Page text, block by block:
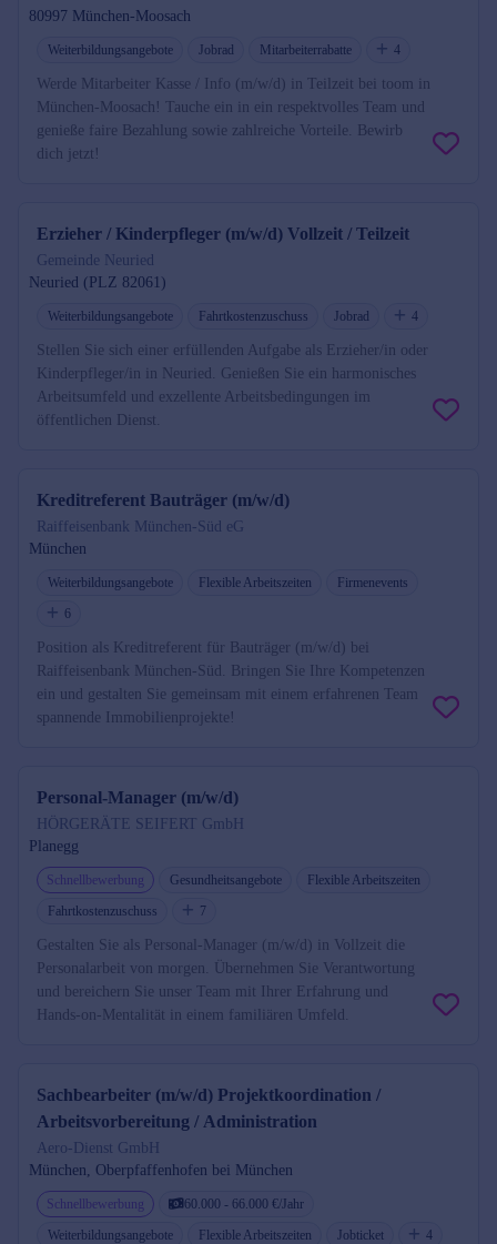
80997 München-Moosach
Weiterbildungsangebote Jobrad Mitarbeiterrabatte 4
Werde Mitarbeiter Kasse / Info (m/w/d) in Teilzeit bei toom in
München-Moosach! Tauche ein in ein respektvolles Team und
genieße faire Bezahlung sowie zahlreiche Vorteile. Bewirb
dich jetzt!
Erzieher / Kinderpfleger (m/w/d) Vollzeit / Teilzeit
Gemeinde Neuried
Neuried (PLZ 82061)
Weiterbildungsangebote Fahrtkostenzuschuss Jobrad 4
Stellen Sie sich einer erfüllenden Aufgabe als Erzieher/in oder
Kinderpfleger/in in Neuried. Genießen Sie ein harmonisches
Arbeitsumfeld und exzellente Arbeitsbedingungen im
öffentlichen Dienst.
Kreditreferent Bauträger (m/w/d)
Raiffeisenbank München-Süd eG
München
Weiterbildungsangebote Flexible Arbeitszeiten
Firmenevents
6
Position als Kreditreferent für Bauträger (m/w/d) bei
Raiffeisenbank München-Süd. Bringen Sie Ihre Kompetenzen
ein und gestalten Sie gemeinsam mit einem erfahrenen Team
spannende Immobilienprojekte!
Personal-Manager (m/w/d)
HÖRGERÄTE SEIFERT GmbH
Planegg
Schnellbewerbung Gesundheitsangebote
Flexible Arbeitszeiten
Fahrtkostenzuschuss
7
Gestalten Sie als Personal-Manager (m/w/d) in Vollzeit die
Personalarbeit von morgen. Übernehmen Sie Verantwortung
und bereichern Sie unser Team mit Ihrer Erfahrung und
Hands-on-Mentalität in einem familiären Umfeld.
Sachbearbeiter (m/w/d) Projektkoordination /
Arbeitsvorbereitung / Administration
Aero-Dienst GmbH
München, Oberpfaffenhofen bei München
Schnellbewerbung
60.000 - 66.000 €/Jahr
Weiterbildungsangebote
Flexible Arbeitszeiten Jobticket 4